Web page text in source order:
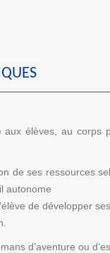
élèves, au corps
de ses ressources
autonome
de développer
d’aventure ou